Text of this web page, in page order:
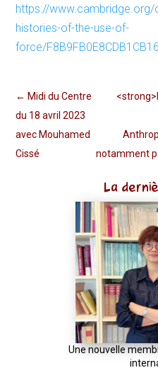
https://
histories-of-the-use-of-
force/
← Midi du Centre
du 18 avril 2023
avec Mouhamed
Cissé
notamment
La
Une nouvelle